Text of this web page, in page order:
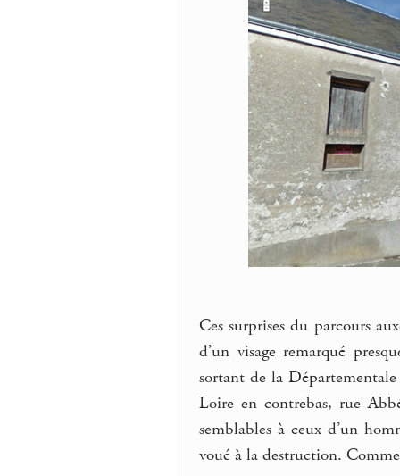
Ces surprises du parcours
d’un visage remarqué
sortant de la
Loire en contrebas, rue
semblables à ceux d’un
voué à la destruction.